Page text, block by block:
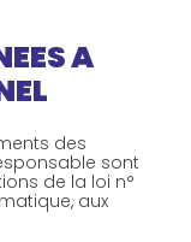
A
des
sont
de la loi n°
aux